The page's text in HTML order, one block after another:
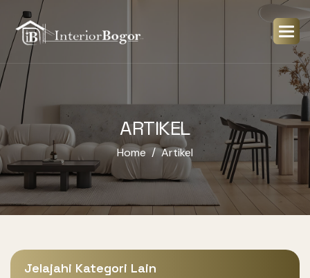
ARTIKEL
Home Artikel
Jelajahi Kategori Lain